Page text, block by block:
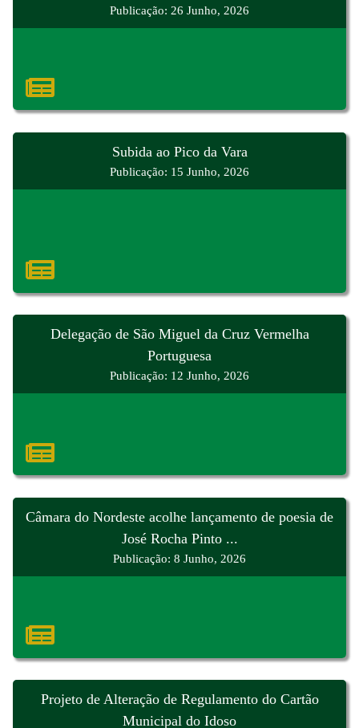
Publicação: 26 Junho, 2026
Subida ao Pico da Vara
Publicação: 15 Junho, 2026
Delegação de São Miguel da Cruz Vermelha
Portuguesa
Publicação: 12 Junho, 2026
Câmara do Nordeste acolhe lançamento de poesia de
José Rocha Pinto ...
Publicação: 8 Junho, 2026
Projeto de Alteração de Regulamento do Cartão
Municipal do Idoso